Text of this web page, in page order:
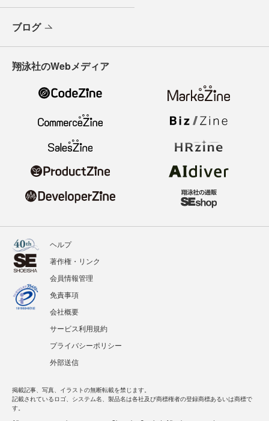
ブログ
翔泳社のWebメディア
ヘルプ
著作権・リンク
会員情報管理
免責事項
会社概要
サービス利用規約
プライバシーポリシー
外部送信
掲載記事、写真、イラストの無断転載を禁じます。
記載されているロゴ、システム名、製品名は各社及び商標権者の登録商標あるいは商標で
す。